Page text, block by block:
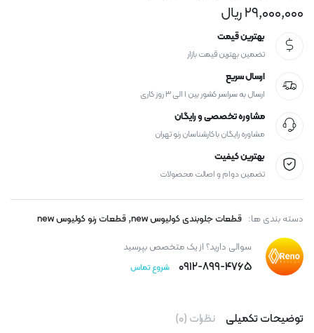
۲۹,۰۰۰,۰۰۰ریال
بهترین قیمت
تضمین بهترین قیمت بازار
ارسال سریع
ارسال به سراسر کشور بین ۱ الی ۳ روز کاری
مشاوره تخصصی و رایگان
مشاوره رایگان با کارشناسان رنو تهران
بهترین کیفیت
تضمین دوام و اصالت محصولات
دسته بندی ها: قطعات جلوبندی کولیوس new , قطعات رنو کولیوس new
سوالی دارید؟ از یک متخصص بپرسید
۰۹۱۲-۸۹۹-۴۷۶۵ شروع تماس
توضیحات تکمیلی نظرات (۰)